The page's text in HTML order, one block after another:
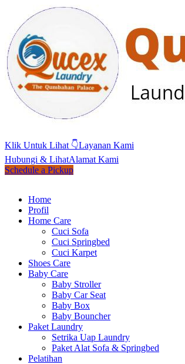
Klik Untuk Lihat 👇Layanan Kami
Hubungi & LihatAlamat Kami
Schedule a Pickup
Home
Profil
Home Care
Cuci Sofa
Cuci Springbed
Cuci Karpet
Shoes Care
Baby Care
Baby Stroller
Baby Car Seat
Baby Box
Baby Bouncher
Paket Laundry
Setrika Uap Laundry
Paket Alat Sofa & Springbed
Pelatihan